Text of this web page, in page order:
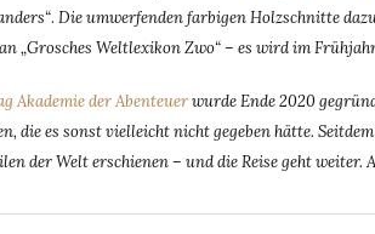
. Die umwerfenden farbigen Holzschnitte
„Grosches Weltlexikon Zwo“ – es wird im
Akademie der Abenteuerwurde Ende 2020
die es sonst vielleicht nicht gegeben hätte.
der Welt erschienen – und die Reise geht weiter.